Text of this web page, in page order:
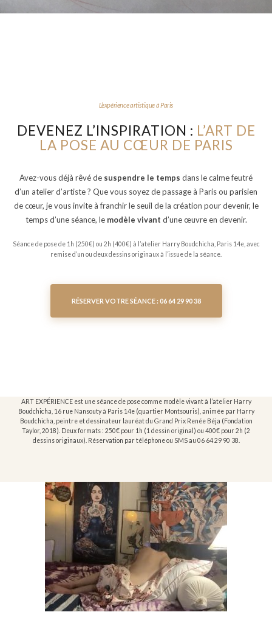
L’expérience artistique à Paris
DEVENEZ L’INSPIRATION : L’ART DE
LA POSE AU CŒUR DE PARIS
Avez-vous déjà rêvé de suspendre le temps dans le calme feutré
d’un atelier d’artiste ? Que vous soyez de passage à Paris ou parisien
de cœur, je vous invite à franchir le seuil de la création pour devenir, le
temps d’une séance, le modèle vivant d’une œuvre en devenir.
Séance de pose de 1h (250€) ou 2h (400€) à l’atelier Harry Boudchicha, Paris 14e, avec
remise d’un ou deux dessins originaux à l’issue de la séance.
RÉSERVER VOTRE SÉANCE : 06 64 29 90 38
ART EXPÉRIENCE est une séance de pose comme modèle vivant à l’atelier Harry
Boudchicha, 16 rue Nansouty à Paris 14e (quartier Montsouris), animée par Harry
Boudchicha, peintre et dessinateur lauréat du Grand Prix Renée Béja (Fondation
Taylor, 2018). Deux formats : 250€ pour 1h (1 dessin original) ou 400€ pour 2h (2
dessins originaux). Réservation par téléphone ou SMS au 06 64 29 90 38.